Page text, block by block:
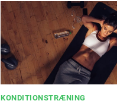
KONDITIONSTRÆNING